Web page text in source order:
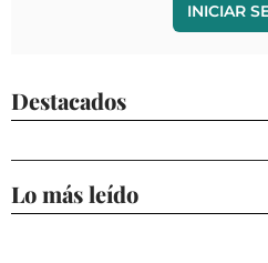
INICIAR
Destacados
Lo más leído